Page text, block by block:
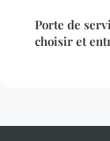
Porte de
choisir et